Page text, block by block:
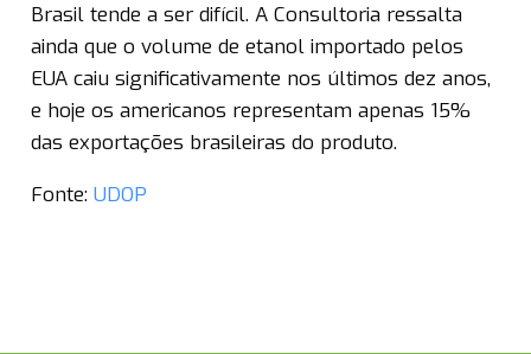
Brasil tende a ser difícil. A Consultoria ressalta
ainda que o volume de etanol importado pelos
EUA caiu significativamente nos últimos dez anos,
e hoje os americanos representam apenas 15%
das exportações brasileiras do produto.
Fonte: UDOP